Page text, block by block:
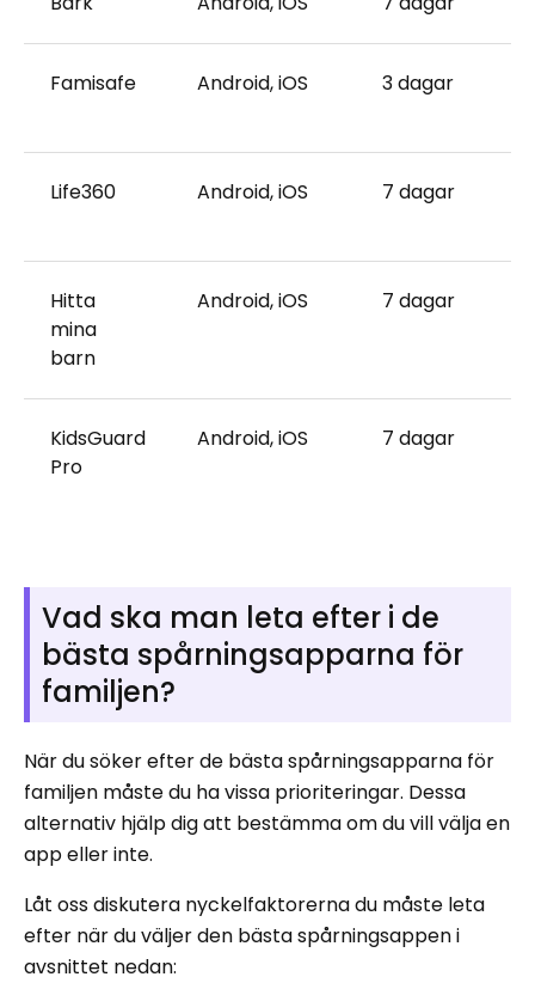
Famisafe Android, iOS 3 dagar
Life360 Android, iOS 7 dagar
Hitta
mina
barn
Android, iOS 7 dagar
KidsGuard
Pro
Android, iOS 7 dagar
Vad ska man leta efter i de
bästa spårningsapparna för
familjen?
När du söker efter de bästa spårningsapparna för
familjen måste du ha vissa prioriteringar. Dessa
alternativ hjälp dig att bestämma om du vill välja en
app eller inte.
Låt oss diskutera nyckelfaktorerna du måste leta
efter när du väljer den bästa spårningsappen i
avsnittet nedan: